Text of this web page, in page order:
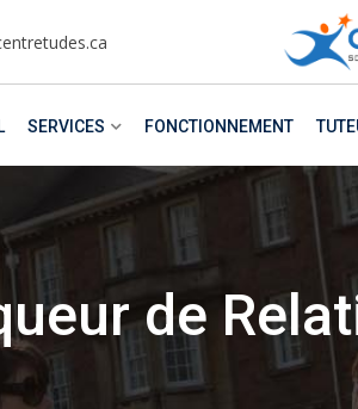
SERVICES FONCTIONNEMENT
de